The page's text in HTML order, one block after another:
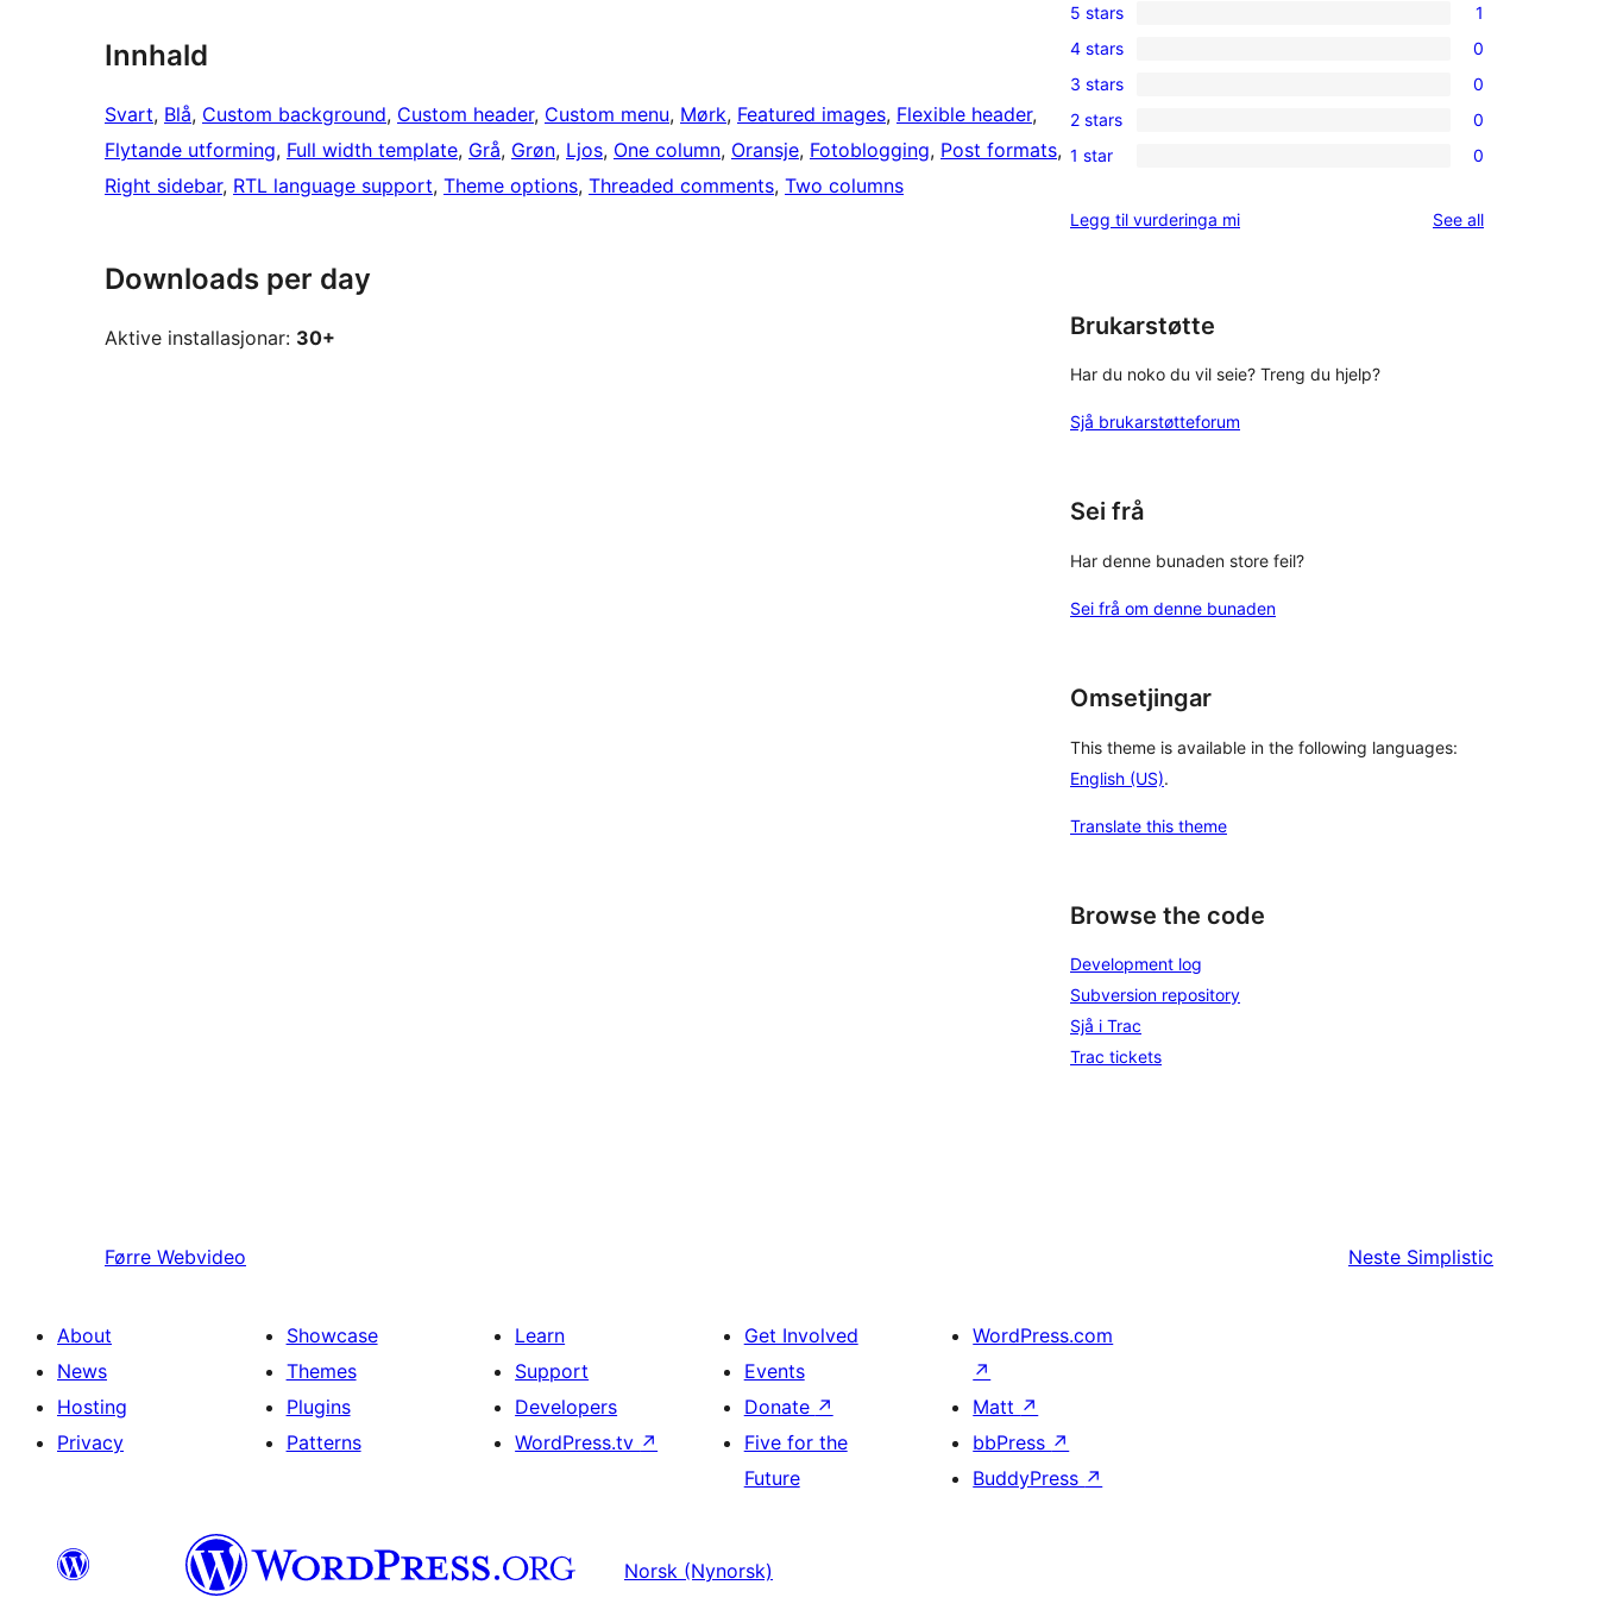
Innhald
Svart, Blå, Custom background, Custom header, Custom menu, Mørk, Featured images, Flexible header
Flytande utforming, Full width template, Grå, Grøn, Ljos, One column, Oransje, Fotoblogging, Post formats
Right sidebar, RTL language support, Theme options, Threaded comments, Two columns
Downloads per day
Aktive installasjonar: 30+
1
5-
star
review
5 stars 1
0
4-
star
reviews
4 stars 0
0
3-
star
3 stars 0
0
2-
reviews
2 stars 0
0
star
1 star 0
Legg til vurderinga mi See allreviews
Brukarstøtte
Har du noko du vil seie? Treng du hjelp?
Sjå brukarstøtteforum
Sei frå
Har denne bunaden store feil?
Sei frå om denne bunaden
Omsetjingar
This theme is available in the following languages:
English (US).
Translate this theme
Browse the code
Development log
Subversion repository
Sjå i Trac
Trac tickets
Førre Webvideo Neste Simplistic
About
News
Hosting
Privacy
Showcase
Themes
Plugins
Patterns
Learn
Support
Developers
WordPress.tv ↗
Get Involved
Events
Donate ↗
Five for the
Future
WordPress.com
↗
Matt ↗
bbPress ↗
BuddyPress ↗
Norsk (Nynorsk)